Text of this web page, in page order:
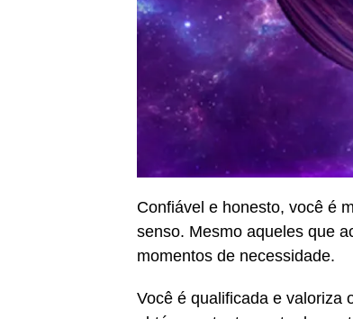
Confiável e honesto, você é
senso. Mesmo aqueles que
momentos de necessidade.
Você é qualificada e valoriza